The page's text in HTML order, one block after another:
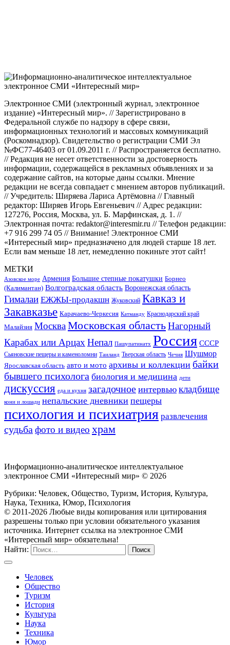
Электронное СМИ (электронный журнал, электронное
издание) «Интересный мир». // Зарегистрировано в
Федеральной службе по надзору в сфере связи,
информационных технологий и массовых коммуникаций
(Роскомнадзор). Свидетельство о регистрации СМИ Эл
№ФС77-46403 от 01.09.2011 г. // Распространяется бесплатно.
// Редакция не несет ответственности за достоверность
информации, содержащейся в рекламных объявлениях и за
содержание сайтов, на которые даны ссылки. Мнение
редакции не всегда совпадает с мнением авторов публикаций.
// Учредитель: Ширяева Лариса Артёмовна // Главный
редактор: Ширяев Игорь Евгеньевич // Адрес редакции:
127276, Россия, Москва, ул. Б. Марфинская, д. 1. //
Электронная почта: redaktor@interesmir.ru // Телефон редакции:
+7 916 299 74 05 // Внимание! Электронное СМИ
«Интересный мир» предназначено для людей старше 18 лет.
Если вам меньше 18 лет, немедленно покиньте этот сайт!
МЕТКИ
Азовское море Армения Большие степные покатушки Борнео
(Калимантан) Волгоградская область Воронежская область
Гималаи ЕЖЖЫ-продакшн Жуковский Кавказ и
Закавказье Карачаево-Черкесия Катманду Краснодарский край
Малайзия МоскваМосковская областьНагорный
Карабах или Арцах Непал Пашупатинатх Россия СССР
Сьяновские пещеры и каменоломни Таиланд Тверская область Чечня Шушмор
Ярославская область авто и мото архивы и коллекции байки
бывшего психолога биология и медицина дети
дискуссия еда и кухня загадочное интервью кладбище
кони и лошади непальские дневники пещеры
психология и психиатрия развлечения
судьба фото и видео храм
Информационно-аналитическое интеллектуальное
электронное СМИ «Интересный мир» © 2026
Рубрики: Человек, Общество, Туризм, История, Культура,
Наука, Техника, Юмор, Психология
© 2011-2026 Любые виды копирования или цитирования
разрешены только при условии обязательного указания
источника. Интернет ссылка на электронное СМИ
«Интересный мир» обязательна!
Найти:
Человек
Общество
Туризм
История
Культура
Наука
Техника
Юмор